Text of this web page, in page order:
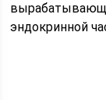
эндокринной